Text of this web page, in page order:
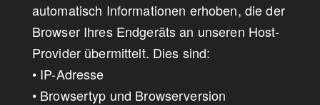
automatisch Informationen erhoben, die der
Browser Ihres Endgeräts an unseren Host-
Provider übermittelt. Dies sind:
• IP-Adresse
• Browsertyp und Browserversion